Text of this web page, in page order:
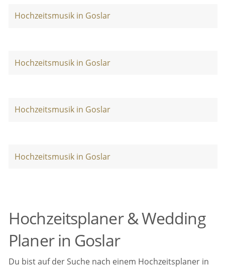
Hochzeitsmusik in Goslar
Hochzeitsmusik in Goslar
Hochzeitsmusik in Goslar
Hochzeitsmusik in Goslar
Hochzeitsplaner & Wedding
Planer in Goslar
Du bist auf der Suche nach einem Hochzeitsplaner in